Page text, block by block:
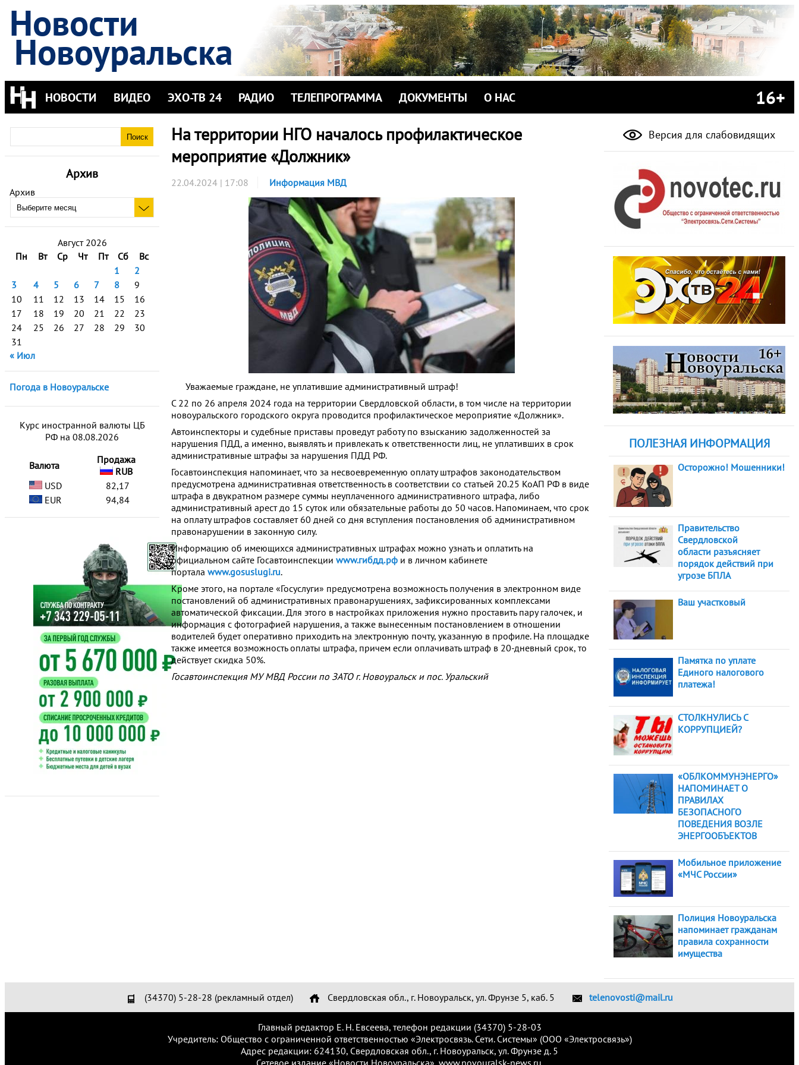
Новости
Новоуральска
НОВОСТИ ВИДЕО ЭХО-ТВ 24 РАДИО ТЕЛЕПРОГРАММА ДОКУМЕНТЫ О НАС 16+
Архив
Архив
Август 2026
Пн
Вт Ср Чт Пт Сб
Вс
1
2
3
4 5 6 7 8
9
10
11 12 13 14 15
16
17
18 19 20 21 22
23
24
25 26 27 28 29
30
31
« Июл
Погода в Новоуральске
Курс иностранной валюты ЦБ
РФ на 08.08.2026
Валюта
Продажа
RUB
USD
82,17
EUR
94,84
На территории НГО началось профилактическое
мероприятие «Должник»
22.04.2024 | 17:08 Информация МВД
Уважаемые граждане, не уплатившие административный штраф!
С 22 по 26 апреля 2024 года на территории Свердловской области, в том числе на территории
новоуральского городского округа проводится профилактическое мероприятие «Должник».
Автоинспекторы и судебные приставы проведут работу по взысканию задолженностей за
нарушения ПДД, а именно, выявлять и привлекать к ответственности лиц, не уплативших в срок
административные штрафы за нарушения ПДД РФ.
Госавтоинспекция напоминает, что за несвоевременную оплату штрафов законодательством
предусмотрена административная ответственность в соответствии со статьей 20.25 КоАП РФ в виде
штрафа в двукратном размере суммы неуплаченного административного штрафа, либо
административный арест до 15 суток или обязательные работы до 50 часов. Напоминаем, что срок
на оплату штрафов составляет 60 дней со дня вступления постановления об административном
правонарушении в законную силу.
Информацию об имеющихся административных штрафах можно узнать и оплатить на
официальном сайте Госавтоинспекции www.гибдд.рф и в личном кабинете
портала www.gosuslugi.ru.
Кроме этого, на портале «Госуслуги» предусмотрена возможность получения в электронном виде
постановлений об административных правонарушениях, зафиксированных комплексами
автоматической фиксации. Для этого в настройках приложения нужно проставить пару галочек, и
информация с фотографией нарушения, а также вынесенным постановлением в отношении
водителей будет оперативно приходить на электронную почту, указанную в профиле. На площадке
также имеется возможность оплаты штрафа, причем если оплачивать штраф в 20-дневный срок, то
действует скидка 50%.
Госавтоинспекция МУ МВД России по ЗАТО г. Новоуральск и пос. Уральский
Версия для слабовидящих
ПОЛЕЗНАЯ ИНФОРМАЦИЯ
Осторожно! Мошенники!
Правительство
Свердловской
области разъясняет
порядок действий при
угрозе БПЛА
Ваш участковый
Памятка по уплате
Единого налогового
платежа!
СТОЛКНУЛИСЬ С
КОРРУПЦИЕЙ?
«ОБЛКОММУНЭНЕРГО»
НАПОМИНАЕТ О
ПРАВИЛАХ
БЕЗОПАСНОГО
ПОВЕДЕНИЯ ВОЗЛЕ
ЭНЕРГООБЪЕКТОВ
Мобильное приложение
«МЧС России»
Полиция Новоуральска
напоминает гражданам
правила сохранности
имущества
(34370) 5-28-28 (рекламный отдел) Свердловская обл., г. Новоуральск, ул. Фрунзе 5, каб. 5 telenovosti@mail.ru
Главный редактор Е. Н. Евсеева, телефон редакции (34370) 5-28-03
Учредитель: Общество с ограниченной ответственностью «Электросвязь. Сети. Системы» (ООО «Электросвязь»)
Адрес редакции: 624130, Свердловская обл., г. Новоуральск, ул. Фрунзе д. 5